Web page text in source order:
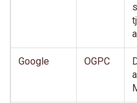
Google OGPC